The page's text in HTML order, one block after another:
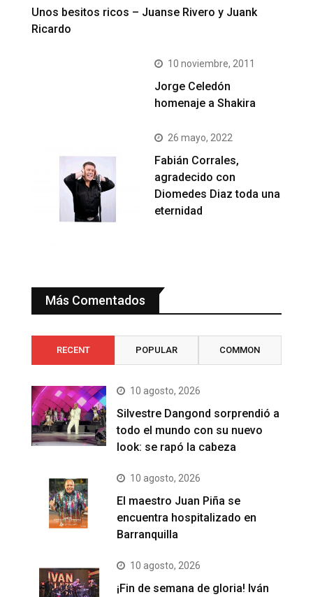
Unos besitos ricos – Juanse Rivero y Juank
Ricardo
10 noviembre, 2011
Jorge Celedón
homenaje a Shakira
26 mayo, 2022
Fabián Corrales,
agradecido con
Diomedes Diaz toda una
eternidad
Más Comentados
RECENT POPULAR COMMON
10 agosto, 2026
Silvestre Dangond sorprendió a
todo el mundo con su nuevo
look: se rapó la cabeza
10 agosto, 2026
El maestro Juan Piña se
encuentra hospitalizado en
Barranquilla
10 agosto, 2026
¡Fin de semana de gloria! Iván